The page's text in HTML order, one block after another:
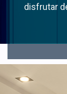
disfrutar